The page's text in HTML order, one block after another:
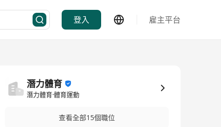
登入 雇主平台
潛力體育
潛力體育·體育運動
查看全部15個職位